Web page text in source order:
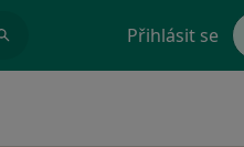
Přihlásit se